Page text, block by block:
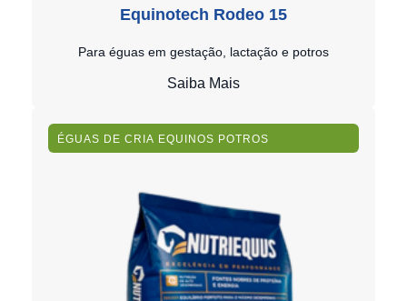
Equinotech Rodeo 15
Para éguas em gestação, lactação e potros
Saiba Mais
ÉGUAS DE CRIA EQUINOS POTROS